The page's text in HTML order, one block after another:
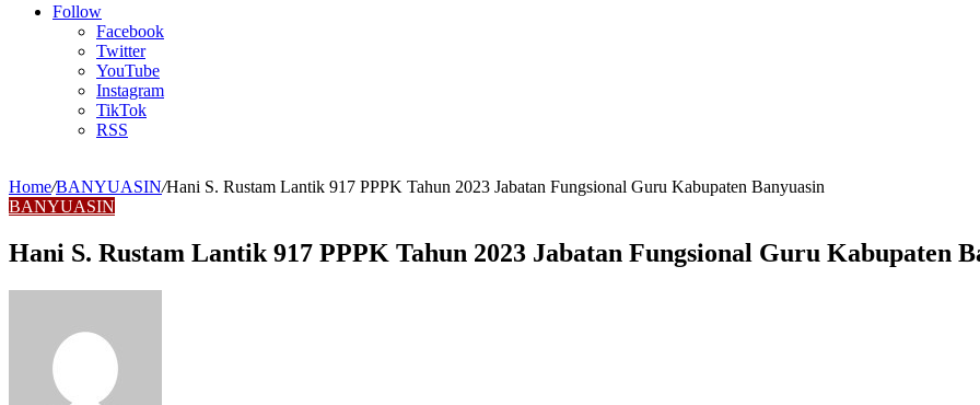
Article
Follow
Facebook
Twitter
YouTube
Instagram
TikTok
RSS
Home/BANYUASIN/Hani S. Rustam Lantik 917 PPPK Tahun 2023 Jabatan Fungsional Guru Kabupaten Banyuasin
BANYUASIN
Hani S. Rustam Lantik 917 PPPK Tahun 2023 Jabatan Fungsional Guru Kabupaten